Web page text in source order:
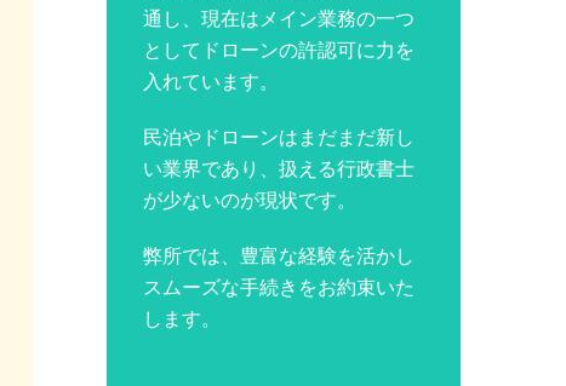
通し、現在はメイン業務の一つ
としてドローンの許認可に力を
入れています。
民泊やドローンはまだまだ新し
い業界であり、扱える行政書士
が少ないのが現状です。
弊所では、豊富な経験を活かし
スムーズな手続きをお約束いた
します。